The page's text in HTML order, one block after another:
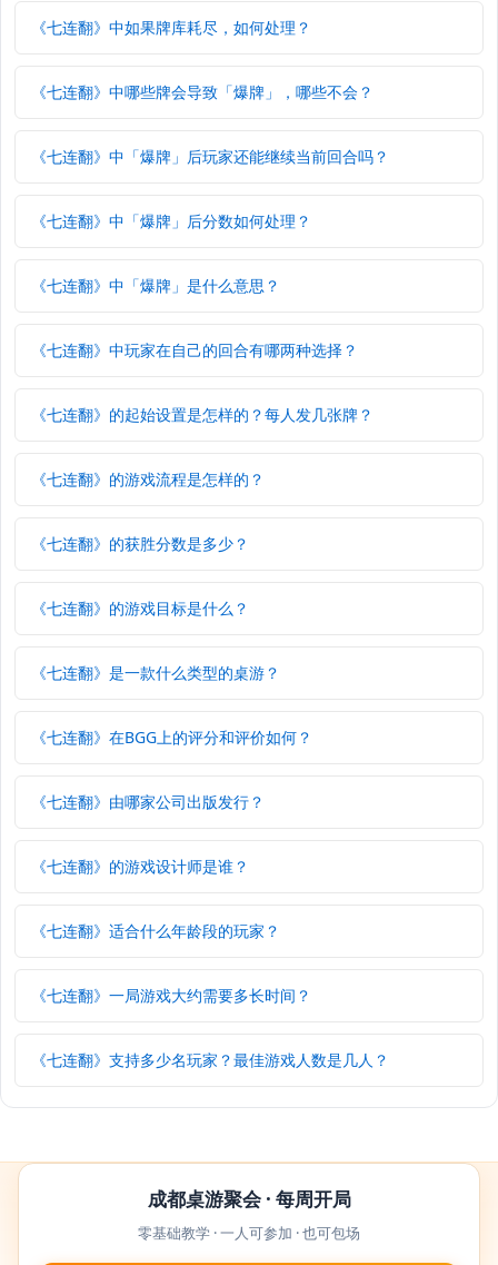
《七连翻》中如果牌库耗尽，如何处理？
《七连翻》中哪些牌会导致「爆牌」，哪些不会？
《七连翻》中「爆牌」后玩家还能继续当前回合吗？
《七连翻》中「爆牌」后分数如何处理？
《七连翻》中「爆牌」是什么意思？
《七连翻》中玩家在自己的回合有哪两种选择？
《七连翻》的起始设置是怎样的？每人发几张牌？
《七连翻》的游戏流程是怎样的？
《七连翻》的获胜分数是多少？
《七连翻》的游戏目标是什么？
《七连翻》是一款什么类型的桌游？
《七连翻》在BGG上的评分和评价如何？
《七连翻》由哪家公司出版发行？
《七连翻》的游戏设计师是谁？
《七连翻》适合什么年龄段的玩家？
《七连翻》一局游戏大约需要多长时间？
《七连翻》支持多少名玩家？最佳游戏人数是几人？
成都桌游聚会 · 每周开局
零基础教学 · 一人可参加 · 也可包场